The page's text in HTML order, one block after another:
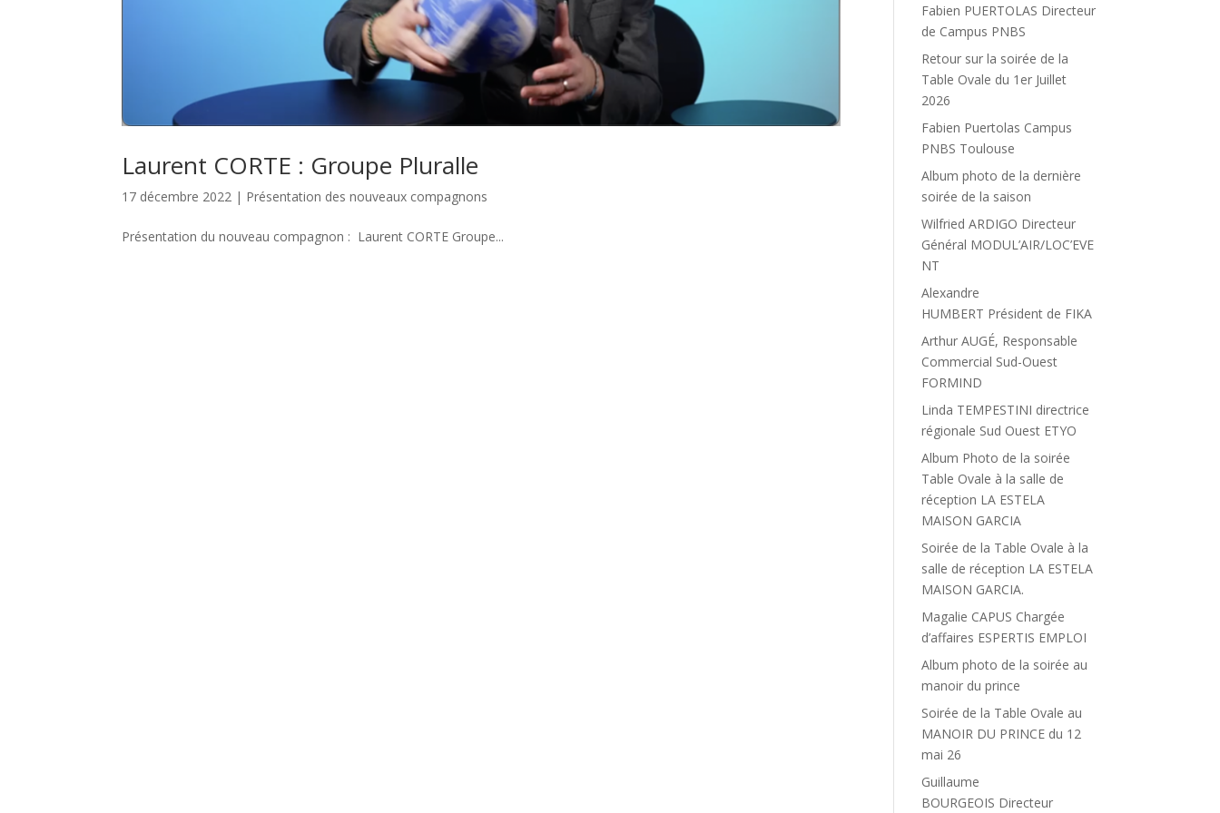
Laurent CORTE : Groupe Pluralle
17 décembre 2022 | Présentation des nouveaux compagnons
Présentation du nouveau compagnon : Laurent CORTE Groupe...
Fabien PUERTOLAS Directeur
de Campus PNBS
Retour sur la soirée de la
Table Ovale du 1er Juillet
2026
Fabien Puertolas Campus
PNBS Toulouse
Album photo de la dernière
soirée de la saison
Wilfried ARDIGO Directeur
Général MODUL’AIR/LOC’EVE
NT
Alexandre
HUMBERT Président de FIKA
Arthur AUGÉ, Responsable
Commercial Sud-Ouest
FORMIND
Linda TEMPESTINI directrice
régionale Sud Ouest ETYO
Album Photo de la soirée
Table Ovale à la salle de
réception LA ESTELA
MAISON GARCIA
Soirée de la Table Ovale à la
salle de réception LA ESTELA
MAISON GARCIA.
Magalie CAPUS Chargée
d’affaires ESPERTIS EMPLOI
Album photo de la soirée au
manoir du prince
Soirée de la Table Ovale au
MANOIR DU PRINCE du 12
mai 26
Guillaume
BOURGEOIS Directeur